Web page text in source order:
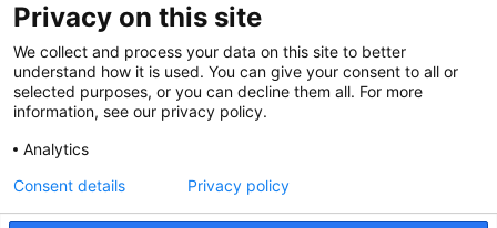
@CGTCatalunya
cgtcatalunya
cgtcatalunya
Privacy on this site
We collect and process your data on this site to better
understand how it is used. You can give your consent to all or
selected purposes, or you can decline them all. For more
information, see our privacy policy.
Analytics
Consent details Privacy policy